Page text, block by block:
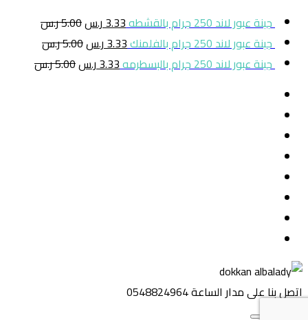
جبنة عبور لاند 250 جرام بالقشطه
3.33ر.س5.00ر.س
جبنة عبور لاند 250 جرام بالفلمنك
3.33ر.س5.00ر.س
جبنة عبور لاند 250 جرام بالبسطرمه
3.33ر.س5.00ر.س
اتصل بنا على مدار الساعة0548824964